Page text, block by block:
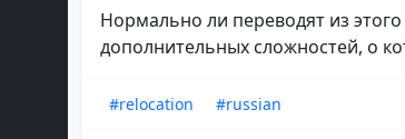
Нормально ли переводят из
дополнительных сложностей, о
#relocation #russian